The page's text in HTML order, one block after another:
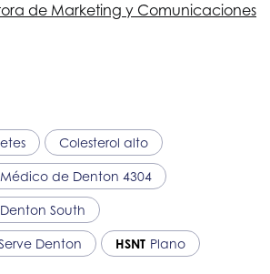
de Marketing y Comunicaciones
Colesterol alto
de Denton 4304
South
Denton HSNT Plano